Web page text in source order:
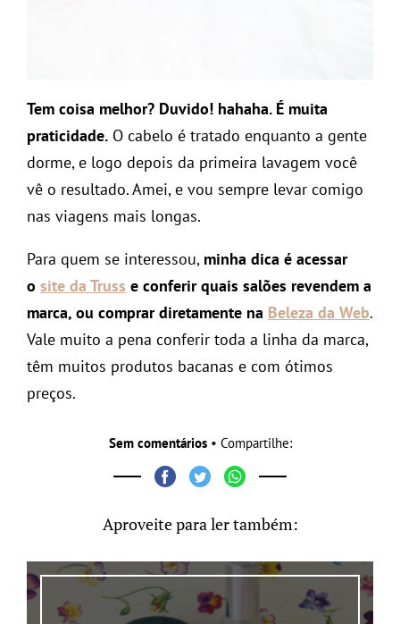
Tem coisa melhor? Duvido! hahaha. É muita
praticidade. O cabelo é tratado enquanto a gente
dorme, e logo depois da primeira lavagem você
vê o resultado. Amei, e vou sempre levar comigo
nas viagens mais longas.
Para quem se interessou, minha dica é acessar
o site da Truss e conferir quais salões revendem a
marca, ou comprar diretamente na Beleza da Web.
Vale muito a pena conferir toda a linha da marca,
têm muitos produtos bacanas e com ótimos
preços.
Sem comentários• Compartilhe:
Aproveite para ler também: